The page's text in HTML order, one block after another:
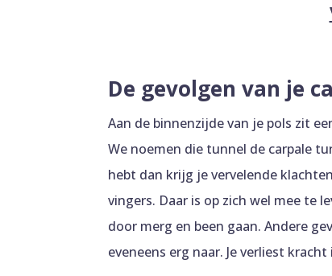
De gevolgen van je
Aan de binnenzijde van je pols zit
We noemen die tunnel de carpale
hebt dan krijg je vervelende
vingers. Daar is op zich wel mee te
door merg en been gaan. Andere
eveneens erg naar. Je verliest